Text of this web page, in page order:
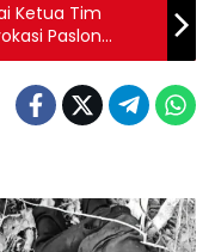
Ketua Tim
Paslon